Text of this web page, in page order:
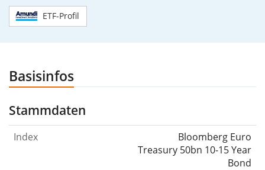
ETF-Profil
Basisinfos
Stammdaten
Index
Bloomberg Euro
Treasury 50bn 10-15 Year
Bond